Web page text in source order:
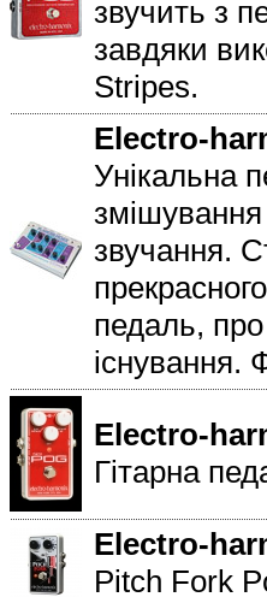
звучить з
завдяки
Stripes.
Electro-
Унікальна
звучання.
педаль,
існування.
Electro-
Гітарна
Electro-
Pitch Fork